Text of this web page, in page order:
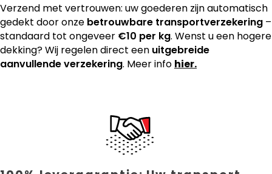
Verzend met vertrouwen: uw goederen zijn automatisch
gedekt door onze betrouwbare transportverzekering –
standaard tot ongeveer €10 per kg. Wenst u een hogere
dekking? Wij regelen direct een uitgebreide
aanvullende verzekering. Meer info hier.